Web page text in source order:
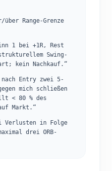
Range-Grenze
1 bei +1R, Rest
Swing-
kein Nachkauf.“
nach Entry zwei 5-
mich schließen
< 80 % des
Markt.“
Verlusten in Folge
drei ORB-